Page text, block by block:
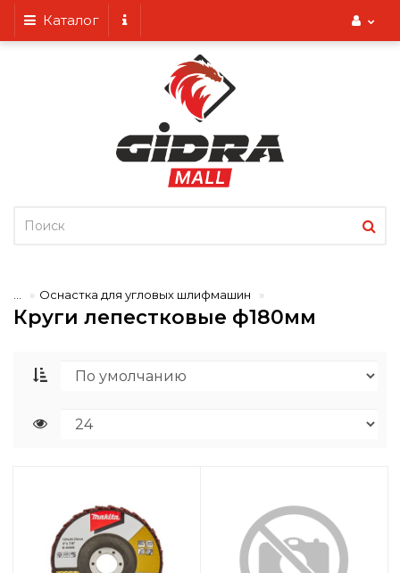
Каталог
Оснастка для угловых шлифмашин
Круги лепестковые ф180мм